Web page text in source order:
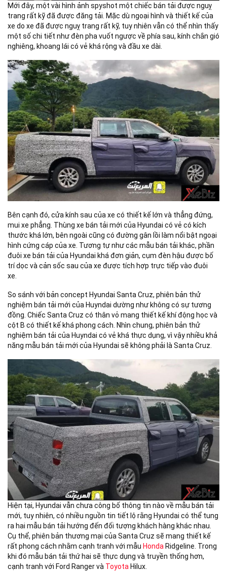
Mới đây, một vài hình ảnh spyshot một chiếc bán tải được nguỵ
trang rất kỹ đã được đăng tải. Mặc dù ngoại hình và thiết kế của
xe do xe đã được nguỵ trang rất kỹ, tuy nhiên vẫn có thể nhìn thấy
một số chi tiết như đèn pha vuốt ngược về phía sau, kính chắn gió
nghiêng, khoang lái có vẻ khá rộng và đầu xe dài.
Bên cạnh đó, cửa kính sau của xe có thiết kế lớn và thẳng đứng,
mui xe phẳng. Thùng xe bán tải mới của Hyundai có vẻ có kích
thước khá lớn, bên ngoài cũng có đường gân lồi làm nổi bật ngoại
hình cứng cáp của xe. Tương tự như các mẫu bán tải khác, phần
đuôi xe bán tải của Hyundai khá đơn giản, cụm đèn hậu được bố
trí dọc và cản sốc sau của xe được tích hợp trực tiếp vào đuôi
xe.
So sánh với bản concept Hyundai Santa Cruz, phiên bản thử
nghiệm bán tải mới của Huyndai dường như không có sự tương
đồng. Chiếc Santa Cruz có thân vỏ mang thiết kế khí động học và
cột B có thiết kế khá phong cách. Nhìn chung, phiên bản thử
nghiệm bán tải của Huyndai có vẻ khá thực dụng, vì vậy nhiều khả
năng mẫu bán tải mới của Hyundai sẽ không phải là Santa Cruz.
Hiện tại, Hyundai vẫn chưa công bố thông tin nào về mẫu bán tải
mới, tuy nhiên, có nhiều nguồn tin tiết lộ rằng Hyundai có thể tung
ra hai mẫu bán tải hướng đến đối tượng khách hàng khác nhau.
Cụ thể, phiên bản thương mại của Santa Cruz sẽ mang thiết kế
rất phong cách nhằm cạnh tranh với mẫu Honda Ridgeline. Trong
khi đó mẫu bán tải thứ hai sẽ thực dụng và truyền thống hơn,
cạnh tranh với Ford Ranger và Toyota Hilux.